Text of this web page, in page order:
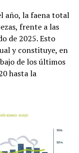
año, la faena total
frente a las
de 2025. Esto
y constituye, en
de los últimos
hasta la